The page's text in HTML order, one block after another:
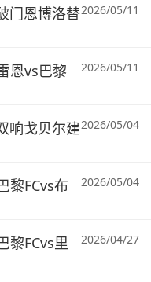
门恩博洛替2026/05/11
恩vs巴黎
2026/05/11
响戈贝尔建2026/05/04
黎FCvs布
2026/05/04
黎FCvs里
2026/04/27